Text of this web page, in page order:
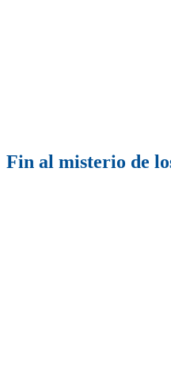
Fin al misterio de